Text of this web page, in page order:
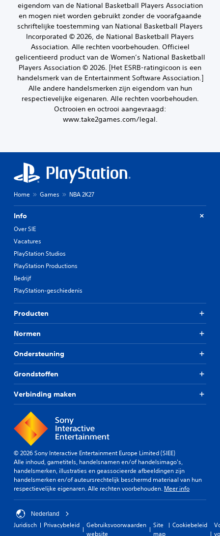
eigendom van de National Basketball Players Association
en mogen niet worden gebruikt zonder de voorafgaande
schriftelijke toestemming van National Basketball Players
Incorporated © 2026, de National Basketball Players
Association. Alle rechten voorbehouden. Officieel
gelicentieerd product van de Women’s National Basketball
Players Association © 2026. [Het ESRB-ratingicoon is een
handelsmerk van de Entertainment Software Association.]
Alle andere handelsmerken zijn eigendom van hun
respectievelijke eigenaren. Alle rechten voorbehouden.
Octrooien en octrooi aangevraagd:
www.take2games.com/legal.
Home Games NBA 2K27
Info
Over SIE
Vacatures
PlayStation Studios
PlayStation Productions
Bedrijf
PlayStation-geschiedenis
Producten
Normen
Ondersteuning
Grondstoffen
Verbinding maken
© 2026 Sony Interactive Entertainment Europe Limited (SIEE)
Alle inhoud, gametitels, handelsnamen en/of handelsimago's,
handelsmerken, illustraties en geassocieerde afbeeldingen zijn
handelsmerken en/of auteursrechtelijk beschermd materiaal van hun
respectievelijke eigenaren. Alle rechten voorbehouden. Meer info
Nederland
Juridisch Privacybeleid
Gebruiksvoorwaarden
website
Site
map
Cookiebeleid